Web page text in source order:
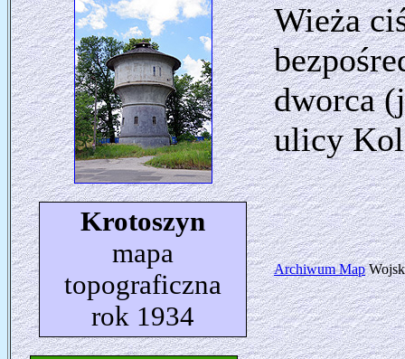
Wieża
dworca
ulicy
Krotoszyn
mapa
topograficzna
rok 1934
Archiwum Map